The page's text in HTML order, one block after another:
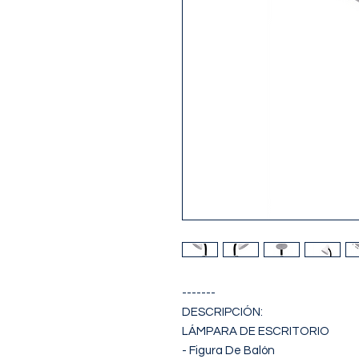
-------
DESCRIPCIÓN:
LÁMPARA DE ESCRITORIO
- Figura De Balón